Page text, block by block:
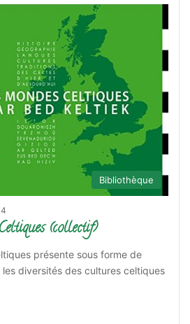
Bibliothèque
4
(collectif)
présente sous forme de
diversités des cultures celtiques